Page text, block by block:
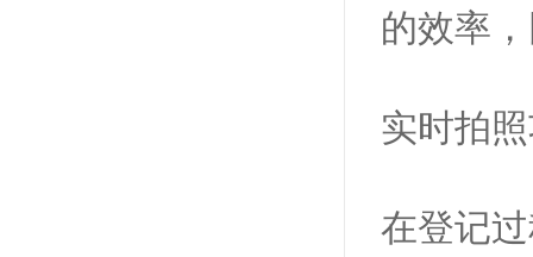
的效率
实时拍
在登记